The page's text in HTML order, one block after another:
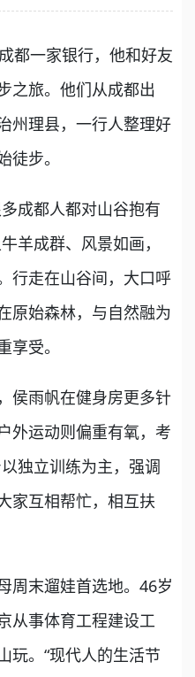
一家银行，他和好友
之旅。他们从成都出
州理县，一行人整理好
徒步。
成都人都对山谷抱有
羊成群、风景如画，
行走在山谷间，大口呼
原始森林，与自然融为
享受。
雨帆在健身房更多针
外运动则偏重有氧，考
独立训练为主，强调
家互相帮忙，相互扶
末遛娃首选地。46岁
从事体育工程建设工
玩。“现代人的生活节